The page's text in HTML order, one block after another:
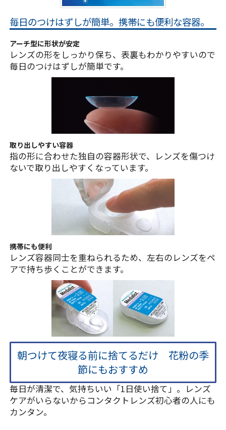
毎日のつけはずしが簡単。携帯にも便利な容器。
アーチ型に形状が安定
レンズの形をしっかり保ち、表裏もわかりやすいので
毎日のつけはずしが簡単です。
取り出しやすい容器
指の形に合わせた独自の容器形状で、レンズを傷つけ
ないで取り出しやすくなっています。
携帯にも便利
レンズ容器同士を重ねられるため、左右のレンズをペ
アで持ち歩くことができます。
朝つけて夜寝る前に捨てるだけ 花粉の季
節にもおすすめ
毎日が清潔で、気持ちいい「1日使い捨て」。レンズ
ケアがいらないからコンタクトレンズ初心者の人にも
カンタン。